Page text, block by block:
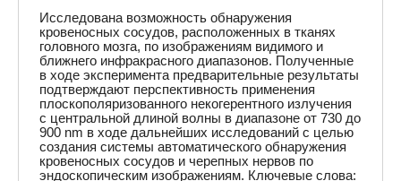
Исследована возможность обнаружения
кровеносных сосудов, расположенных в тканях
головного мозга, по изображениям видимого и
ближнего инфракрасного диапазонов. Полученные
в ходе эксперимента предварительные результаты
подтверждают перспективность применения
плоскополяризованного некогерентного излучения
с центральной длиной волны в диапазоне от 730 до
900 nm в ходе дальнейших исследований с целью
создания системы автоматического обнаружения
кровеносных сосудов и черепных нервов по
эндоскопическим изображениям. Ключевые слова: